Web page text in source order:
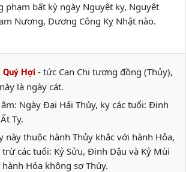
phạm bất kỳ ngày Nguyệt kỵ, Nguyệt
Nương, Dương Công Kỵ Nhật nào.
Quý Hợi - tức Can Chi tương đồng (Thủy),
là ngày cát.
Ngày Đại Hải Thủy, kỵ các tuổi: Đinh
Tỵ.
này thuộc hành Thủy khắc với hành Hỏa,
trừ các tuổi: Kỷ Sửu, Đinh Dậu và Kỷ Mùi
Hỏa không sợ Thủy.